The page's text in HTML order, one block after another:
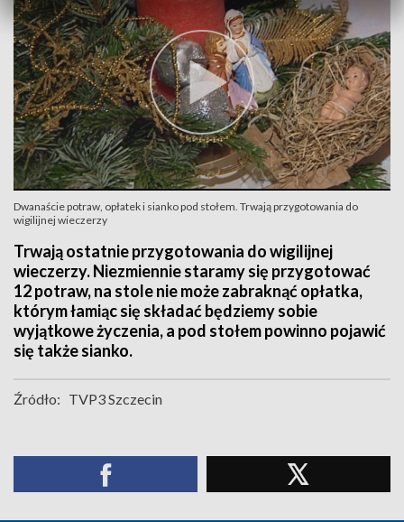
Dwanaście potraw, opłatek i sianko pod stołem. Trwają przygotowania do
wigilijnej wieczerzy
Trwają ostatnie przygotowania do wigilijnej
wieczerzy. Niezmiennie staramy się przygotować
12 potraw, na stole nie może zabraknąć opłatka,
którym łamiąc się składać będziemy sobie
wyjątkowe życzenia, a pod stołem powinno pojawić
się także sianko.
Źródło: TVP3 Szczecin